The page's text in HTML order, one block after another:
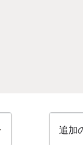
Toggle 追加